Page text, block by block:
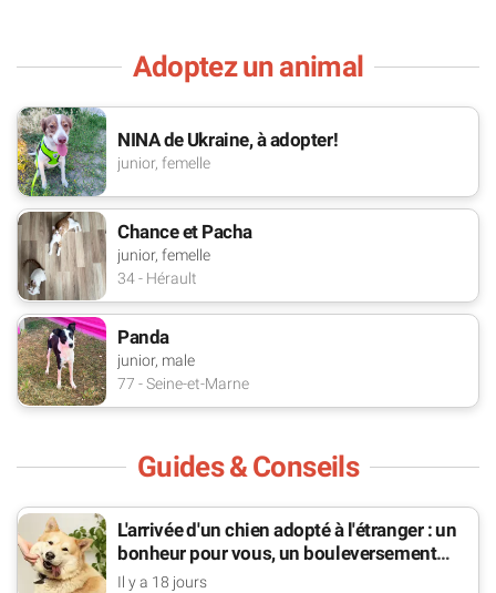
Adoptez un animal
NINA de Ukraine, à adopter!
junior, femelle
Chance et Pacha
junior, femelle
34 - Hérault
Panda
junior, male
77 - Seine-et-Marne
Guides & Conseils
L'arrivée d'un chien adopté à l'étranger : un
bonheur pour vous, un bouleversement
pour lui
Il y a 18 jours